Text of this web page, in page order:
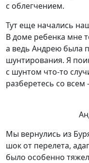
с облегчением.
Тут еще начались
В доме ребенка мне
а ведь Андрею была
шунтирования. Я
с шунтом что-то
разберетесь со
Мы вернулись из
шок от перелета,
было особенно